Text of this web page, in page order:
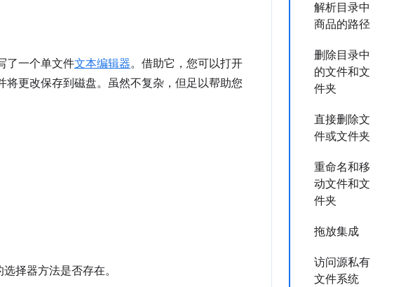
解析目录中
商品的路径
删除目录中
的文件和文
件夹
直接删除文
件或文件夹
重命名和移
动文件和文
件夹
拖放集成
访问源私有
文件系统
了一个单文件文本编辑器。借助它，您可以打开
更改保存到磁盘。虽然不复杂，但足以帮助您
择器方法是否存在。